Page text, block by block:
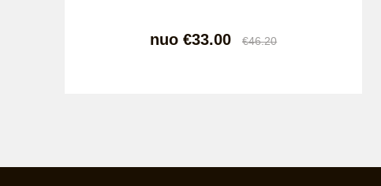
nuo €33.00 €46.20